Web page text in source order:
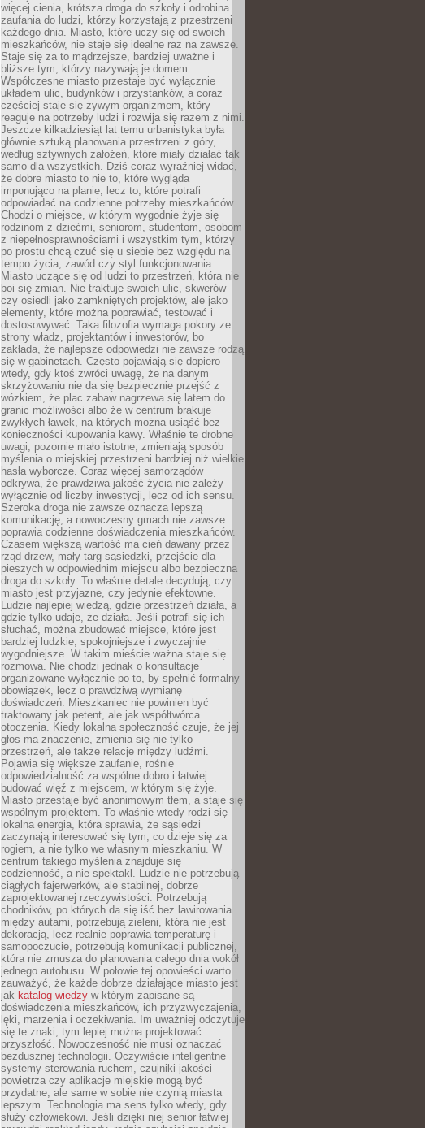
więcej cienia, krótsza droga do szkoły i odrobina
zaufania do ludzi, którzy korzystają z przestrzeni
każdego dnia. Miasto, które uczy się od swoich
mieszkańców, nie staje się idealne raz na zawsze.
Staje się za to mądrzejsze, bardziej uważne i
bliższe tym, którzy nazywają je domem.
Współczesne miasto przestaje być wyłącznie
układem ulic, budynków i przystanków, a coraz
częściej staje się żywym organizmem, który
reaguje na potrzeby ludzi i rozwija się razem z nimi.
Jeszcze kilkadziesiąt lat temu urbanistyka była
głównie sztuką planowania przestrzeni z góry,
według sztywnych założeń, które miały działać tak
samo dla wszystkich. Dziś coraz wyraźniej widać,
że dobre miasto to nie to, które wygląda
imponująco na planie, lecz to, które potrafi
odpowiadać na codzienne potrzeby mieszkańców.
Chodzi o miejsce, w którym wygodnie żyje się
rodzinom z dziećmi, seniorom, studentom, osobom
z niepełnosprawnościami i wszystkim tym, którzy
po prostu chcą czuć się u siebie bez względu na
tempo życia, zawód czy styl funkcjonowania.
Miasto uczące się od ludzi to przestrzeń, która nie
boi się zmian. Nie traktuje swoich ulic, skwerów
czy osiedli jako zamkniętych projektów, ale jako
elementy, które można poprawiać, testować i
dostosowywać. Taka filozofia wymaga pokory ze
strony władz, projektantów i inwestorów, bo
zakłada, że najlepsze odpowiedzi nie zawsze rodzą
się w gabinetach. Często pojawiają się dopiero
wtedy, gdy ktoś zwróci uwagę, że na danym
skrzyżowaniu nie da się bezpiecznie przejść z
wózkiem, że plac zabaw nagrzewa się latem do
granic możliwości albo że w centrum brakuje
zwykłych ławek, na których można usiąść bez
konieczności kupowania kawy. Właśnie te drobne
uwagi, pozornie mało istotne, zmieniają sposób
myślenia o miejskiej przestrzeni bardziej niż wielkie
hasła wyborcze. Coraz więcej samorządów
odkrywa, że prawdziwa jakość życia nie zależy
wyłącznie od liczby inwestycji, lecz od ich sensu.
Szeroka droga nie zawsze oznacza lepszą
komunikację, a nowoczesny gmach nie zawsze
poprawia codzienne doświadczenia mieszkańców.
Czasem większą wartość ma cień dawany przez
rząd drzew, mały targ sąsiedzki, przejście dla
pieszych w odpowiednim miejscu albo bezpieczna
droga do szkoły. To właśnie detale decydują, czy
miasto jest przyjazne, czy jedynie efektowne.
Ludzie najlepiej wiedzą, gdzie przestrzeń działa, a
gdzie tylko udaje, że działa. Jeśli potrafi się ich
słuchać, można zbudować miejsce, które jest
bardziej ludzkie, spokojniejsze i zwyczajnie
wygodniejsze. W takim mieście ważna staje się
rozmowa. Nie chodzi jednak o konsultacje
organizowane wyłącznie po to, by spełnić formalny
obowiązek, lecz o prawdziwą wymianę
doświadczeń. Mieszkaniec nie powinien być
traktowany jak petent, ale jak współtwórca
otoczenia. Kiedy lokalna społeczność czuje, że jej
głos ma znaczenie, zmienia się nie tylko
przestrzeń, ale także relacje między ludźmi.
Pojawia się większe zaufanie, rośnie
odpowiedzialność za wspólne dobro i łatwiej
budować więź z miejscem, w którym się żyje.
Miasto przestaje być anonimowym tłem, a staje się
wspólnym projektem. To właśnie wtedy rodzi się
lokalna energia, która sprawia, że sąsiedzi
zaczynają interesować się tym, co dzieje się za
rogiem, a nie tylko we własnym mieszkaniu. W
centrum takiego myślenia znajduje się
codzienność, a nie spektakl. Ludzie nie potrzebują
ciągłych fajerwerków, ale stabilnej, dobrze
zaprojektowanej rzeczywistości. Potrzebują
chodników, po których da się iść bez lawirowania
między autami, potrzebują zieleni, która nie jest
dekoracją, lecz realnie poprawia temperaturę i
samopoczucie, potrzebują komunikacji publicznej,
która nie zmusza do planowania całego dnia wokół
jednego autobusu. W połowie tej opowieści warto
zauważyć, że każde dobrze działające miasto jest
jak katalog wiedzy w którym zapisane są
doświadczenia mieszkańców, ich przyzwyczajenia,
lęki, marzenia i oczekiwania. Im uważniej odczytuje
się te znaki, tym lepiej można projektować
przyszłość. Nowoczesność nie musi oznaczać
bezdusznej technologii. Oczywiście inteligentne
systemy sterowania ruchem, czujniki jakości
powietrza czy aplikacje miejskie mogą być
przydatne, ale same w sobie nie czynią miasta
lepszym. Technologia ma sens tylko wtedy, gdy
służy człowiekowi. Jeśli dzięki niej senior łatwiej